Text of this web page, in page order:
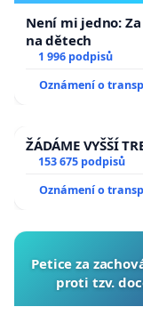
Není mi jedno:
na dětech
1 996 podpisů
Oznámení o
ŽÁDÁME VYŠŠÍ
153 675 podpisů
Oznámení o
Petice za
proti tzv.